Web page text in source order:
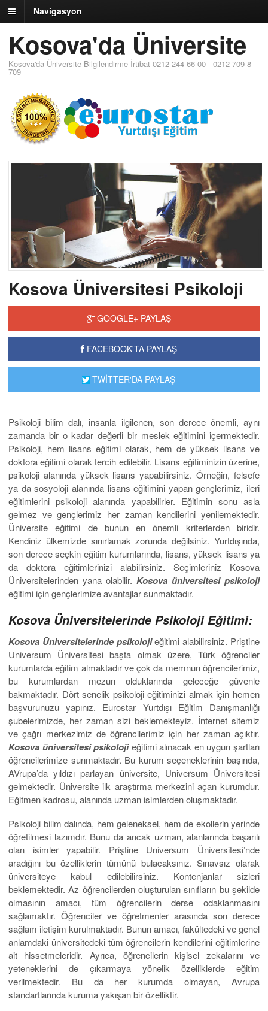
Navigasyon
Kosova'da Üniversite
Kosova'da Üniversite Bilgilendirme İrtibat 0212 244 66 00 - 0212 709 8
709
Kosova Üniversitesi Psikoloji
GOOGLE+ PAYLAŞ
FACEBOOK'TA PAYLAŞ
TWİTTER'DA PAYLAŞ
Psikoloji bilim dalı, insanla ilgilenen, son derece önemli, aynı
zamanda bir o kadar değerli bir meslek eğitimini içermektedir.
Psikoloji, hem lisans eğitimi olarak, hem de yüksek lisans ve
doktora eğitimi olarak tercih edilebilir. Lisans eğitiminizin üzerine,
psikoloji alanında yüksek lisans yapabilirsiniz. Örneğin, felsefe
ya da sosyoloji alanında lisans eğitimini yapan gençlerimiz, ileri
eğitimlerini psikoloji alanında yapabilirler. Eğitimin sonu asla
gelmez ve gençlerimiz her zaman kendilerini yenilemektedir.
Üniversite eğitimi de bunun en önemli kriterlerden biridir.
Kendiniz ülkemizde sınırlamak zorunda değilsiniz. Yurtdışında,
son derece seçkin eğitim kurumlarında, lisans, yüksek lisans ya
da doktora eğitimlerinizi alabilirsiniz. Seçimleriniz Kosova
Üniversitelerinden yana olabilir. Kosova üniversitesi psikoloji
eğitimi için gençlerimize avantajlar sunmaktadır.
Kosova Üniversitelerinde Psikoloji Eğitimi:
Kosova Üniversitelerinde psikolojieğitimi alabilirsiniz. Priştine
Universum Üniversitesi başta olmak üzere, Türk öğrenciler
kurumlarda eğitim almaktadır ve çok da memnun öğrencilerimiz,
bu kurumlardan mezun olduklarında geleceğe güvenle
bakmaktadır. Dört senelik psikoloji eğitiminizi almak için hemen
başvurunuzu yapınız. Eurostar Yurtdışı Eğitim Danışmanlığı
şubelerimizde, her zaman sizi beklemekteyiz. İnternet sitemiz
ve çağrı merkezimiz de öğrencilerimiz için her zaman açıktır.
Kosova üniversitesi psikolojieğitimi alınacak en uygun şartları
öğrencilerimize sunmaktadır. Bu kurum seçeneklerinin başında,
AVrupa’da yıldızı parlayan üniversite, Universum Üniversitesi
gelmektedir. Üniversite ilk araştırma merkezini açan kurumdur.
Eğitmen kadrosu, alanında uzman isimlerden oluşmaktadır.
Psikoloji bilim dalında, hem geleneksel, hem de ekollerin yerinde
öğretilmesi lazımdır. Bunu da ancak uzman, alanlarında başarılı
olan isimler yapabilir. Priştine Universum Üniversitesi’nde
aradığını bu özelliklerin tümünü bulacaksınız. Sınavsız olarak
üniversiteye kabul edilebilirsiniz. Kontenjanlar sizleri
beklemektedir. Az öğrencilerden oluşturulan sınıfların bu şekilde
olmasının amacı, tüm öğrencilerin derse odaklanmasını
sağlamaktır. Öğrenciler ve öğretmenler arasında son derece
sağlam iletişim kurulmaktadır. Bunun amacı, fakültedeki ve genel
anlamdaki üniversitedeki tüm öğrencilerin kendilerini eğitimlerine
ait hissetmeleridir. Ayrıca, öğrencilerin kişisel zekalarını ve
yeteneklerini de çıkarmaya yönelik özelliklerde eğitim
verilmektedir. Bu da her kurumda olmayan, Avrupa
standartlarında kuruma yakışan bir özelliktir.